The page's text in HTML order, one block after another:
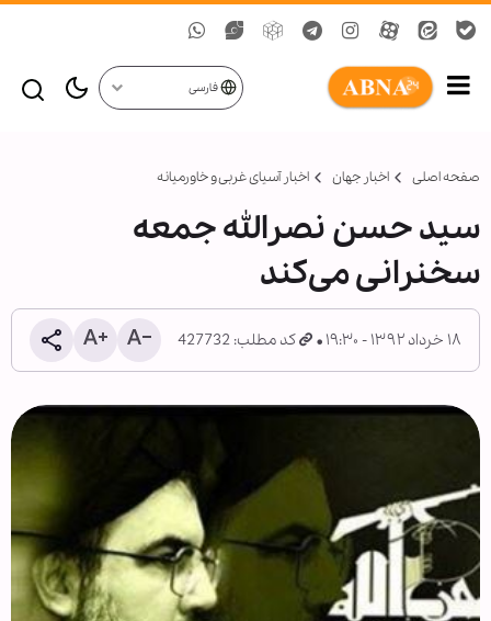
فارسی
صفحه اصلی اخبار جهان اخبار آسیای غربی و خاورمیانه
سید حسن نصرالله جمعه
سخنرانی می‌کند
۱۸ خرداد ۱۳۹۲ - ۱۹:۳۰ کد مطلب: 427732